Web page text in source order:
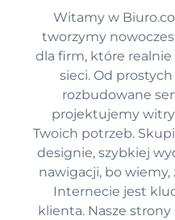
Witamy w
tworzymy
dla firm, które realnie
sieci. Od
rozbudowane
projektujemy
Twoich potrzeb.
designie, szybkiej
nawigacji, bo wiemy,
Internecie jest
klienta. Nasze